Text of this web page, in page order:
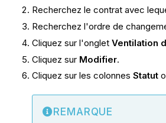
Recherchez le contrat avec
Recherchez l'ordre de
Cliquez sur l'ongletVentilation
Cliquez sur Modifier.
Cliquez sur les colonnesStatut
REMARQUE